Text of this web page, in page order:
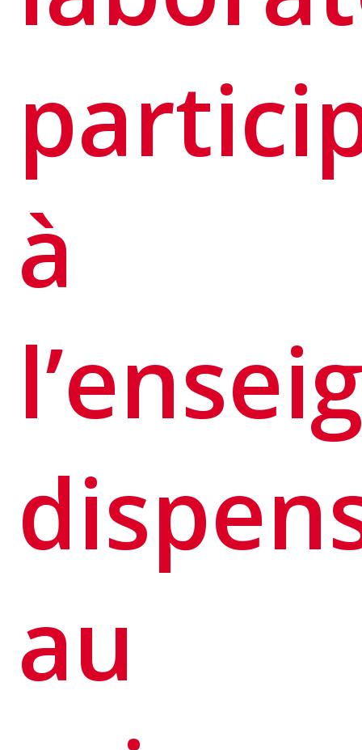
à
au